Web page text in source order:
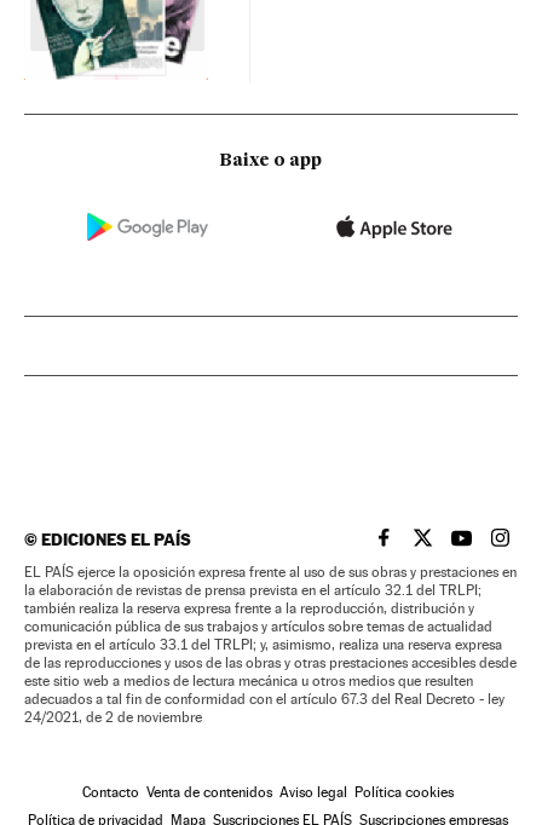
Baixe o app
©EDICIONES EL PAÍS EL PAÍS BRASIL EN
EL PAÍSEL PAÍS
EL
EL PAÍS ejerce la oposición expresa frente al uso de sus obras y prestaciones en
la elaboración de revistas de prensa prevista en el artículo 32.1 del TRLPI;
también realiza la reserva expresa frente a la reproducción, distribución y
comunicación pública de sus trabajos y artículos sobre temas de actualidad
prevista en el artículo 33.1 del TRLPI; y, asimismo, realiza una reserva expresa
de las reproducciones y usos de las obras y otras prestaciones accesibles desde
este sitio web a medios de lectura mecánica u otros medios que resulten
adecuados a tal fin de conformidad con el artículo 67.3 del Real Decreto - ley
24/2021, de 2 de noviembre
Contacto Venta de contenidos Aviso legal
Política cookies
Política de privacidad
Mapa Suscripciones EL PAÍS Suscripciones empresas